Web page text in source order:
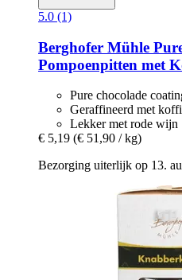
5.0 (1)
Berghofer Mühle
Pompoenpitten met
Pure chocolade
Geraffineerd met
Lekker met rode wijn
€ 5,19 (€ 51,90 / kg)
Bezorging uiterlijk op 13.